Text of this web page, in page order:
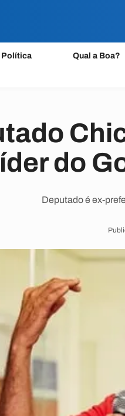
Política Qual a Boa?
do
Deputado é ex-